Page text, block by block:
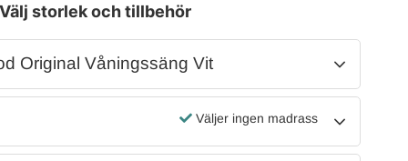
storlek och tillbehör
Original Våningssäng Vit
Väljer ingen madrass